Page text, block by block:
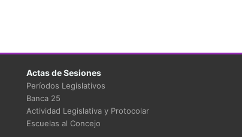
Actas de Sesiones
Períodos Legislativos
Banca 25
Actividad Legislativa y Protocolar
Escuelas al Concejo